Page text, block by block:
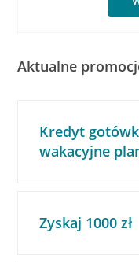
Aktualne
Kredyt
wakacyjne
Zyskaj 1000 zł